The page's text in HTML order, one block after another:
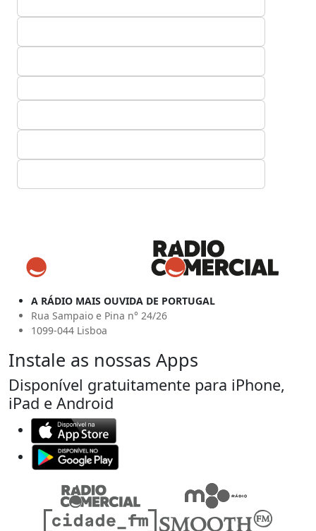
A RÁDIO MAIS OUVIDA DE PORTUGAL
Rua Sampaio e Pina n° 24/26
1099-044 Lisboa
Instale as nossas Apps
Disponível gratuitamente para iPhone,
iPad e Android